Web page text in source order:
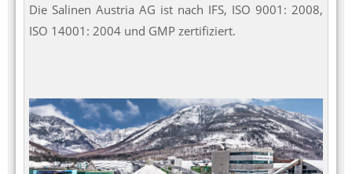
Die Salinen Austria AG ist nach IFS, ISO 9001: 2008,
ISO 14001: 2004 und GMP zertifiziert.